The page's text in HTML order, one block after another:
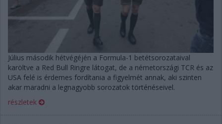
Július második hétvégéjén a Formula-1 betétsorozataival
karöltve a Red Bull Ringre látogat, de a németországi TCR és az
USA felé is érdemes fordítania a figyelmét annak, aki szinten
akar maradni a legnagyobb sorozatok történéseivel.
részletek